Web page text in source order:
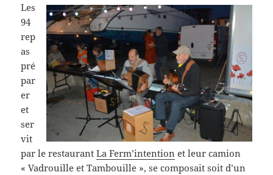
Les
94
rep
as
pré
par
er
et
ser
vit
par le restaurantLa Ferm’intention et leur camion
« Vadrouille et Tambouille », se composait soit d’un